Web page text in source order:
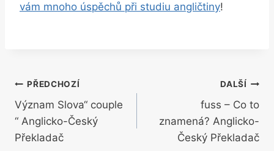
vám mnoho úspěchů při studiu angličtiny!
Navigace
pro
příspěvek
PŘEDCHOZÍ
Význam Slova“ couple
“ Anglicko-Český
Překladač
DALŠÍ
fuss – Co to
znamená? Anglicko-
Český Překladač